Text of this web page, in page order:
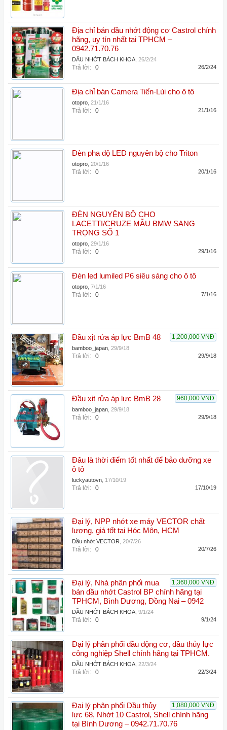
Địa chỉ bán dầu nhớt động cơ Castrol chính
hãng, uy tín nhất tại TPHCM –
0942.71.70.76
DẦU NHỚT BÁCH KHOA 26/2/24
Trả lời: 0 26/2/24
Địa chỉ bán Camera Tiến-Lùi cho ô tô
otopro 21/1/16
Trả lời: 0 21/1/16
Đèn pha độ LED nguyên bộ cho Triton
otopro 20/1/16
Trả lời: 0 20/1/16
ĐÈN NGUYÊN BỘ CHO
LACETTI/CRUZE MẪU BMW SANG
TRỌNG SỐ 1
otopro 29/1/16
Trả lời: 0 29/1/16
Đèn led lumiled P6 siêu sáng cho ô tô
otopro 7/1/16
Trả lời: 0 7/1/16
1,200,000 VNĐ
Đầu xịt rửa áp lực BmB 48
bamboo_japan 29/9/18
Trả lời: 0 29/9/18
960,000 VNĐ
Đầu xịt rửa áp lực BmB 28
bamboo_japan 29/9/18
Trả lời: 0 29/9/18
Đâu là thời điểm tốt nhất để bảo dưỡng xe
ô tô
luckyautovn 17/10/19
Trả lời: 0 17/10/19
Đại lý, NPP nhớt xe máy VECTOR chất
lượng, giá tốt tại Hóc Môn, HCM
Dầu nhớt VECTOR 20/7/26
Trả lời: 0 20/7/26
1,360,000 VNĐ
Đại lý, Nhà phân phối mua
bán dầu nhớt Castrol BP chính hãng tại
TPHCM, Bình Dương, Đồng Nai – 0942
DẦU NHỚT BÁCH KHOA 9/1/24
Trả lời: 0 9/1/24
Đại lý phân phối dầu động cơ, dầu thủy lực
công nghiệp Shell chính hãng tại TPHCM.
DẦU NHỚT BÁCH KHOA 22/3/24
Trả lời: 0 22/3/24
1,080,000 VNĐ
Đại lý phân phối Dầu thủy
lực 68, Nhớt 10 Castrol, Shell chính hãng
tại Bình Dương – 0942.71.70.76